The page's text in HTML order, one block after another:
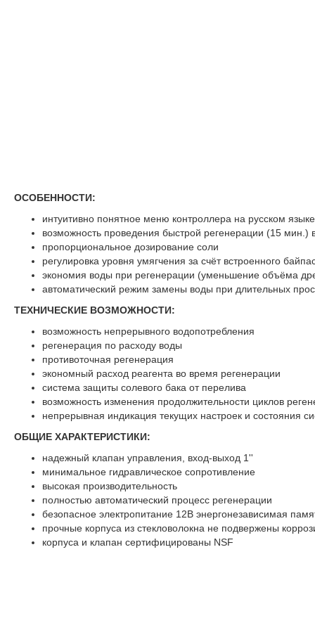
ОСОБЕННОСТИ:
интуитивно понятное меню контроллера на русском языке
возможность проведения быстрой регенерации (15 мин.)
пропорциональное дозирование соли
регулировка уровня умягчения за счёт встроенного
экономия воды при регенерации (уменьшение объёма
автоматический режим замены воды при длительных
ТЕХНИЧЕСКИЕ ВОЗМОЖНОСТИ:
возможность непрерывного водопотребления
регенерация по расходу воды
противоточная регенерация
экономный расход реагента во время регенерации
система защиты солевого бака от перелива
возможность изменения продолжительности циклов
непрерывная индикация текущих настроек и состояния
ОБЩИЕ ХАРАКТЕРИСТИКИ:
надежный клапан управления, вход-выход 1''
минимальное гидравлическое сопротивление
высокая производительность
полностью автоматический процесс регенерации
безопасное электропитание 12В энергонезависимая
прочные корпуса из стекловолокна не подвержены
корпуса и клапан сертифицированы NSF